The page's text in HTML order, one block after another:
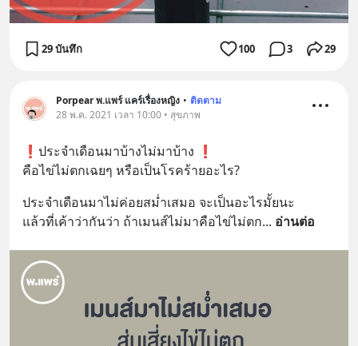
29 บันทึก 100 3 29
Porpear พ.แพร์ แคร์เรื่องหญิง • ติดตาม
28 พ.ค. 2021 เวลา 10:00 • สุขภาพ
❗️ประจำเดือนมาบ้างไม่มาบ้าง ❗️
คือไข่ไม่ตกเฉยๆ หรือเป็นโรคร้ายอะไร?
ประจำเดือนมาไม่ค่อยสม่ำเสมอ จะเป็นอะไรมั้ยนะ
แล้วที่เค้าว่ากันว่า ถ้าเมนส์ไม่มาคือไข่ไม่ตก... อ่านต่อ